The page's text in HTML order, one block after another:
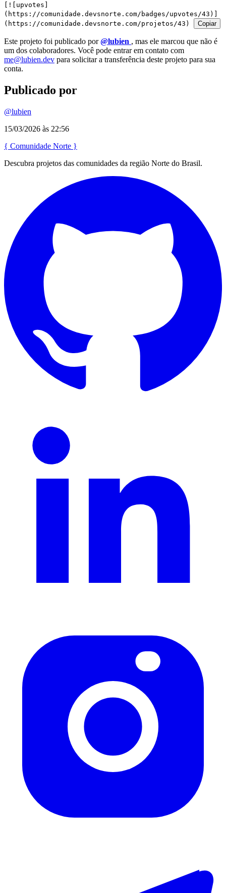
[![upvotes]
(https://comunidade.devsnorte.com/badges/upvotes/43)]
(https://comunidade.devsnorte.com/projetos/43)
Copiar
Este projeto foi publicado por@lubien , mas ele marcou que não é
um dos colaboradores. Você pode entrar em contato com
me@lubien.dev para solicitar a transferência deste projeto para sua
conta.
Publicado por
@lubien
15/03/2026 às 22:56
{ Comunidade Norte }
Descubra projetos das comunidades da região Norte do Brasil.